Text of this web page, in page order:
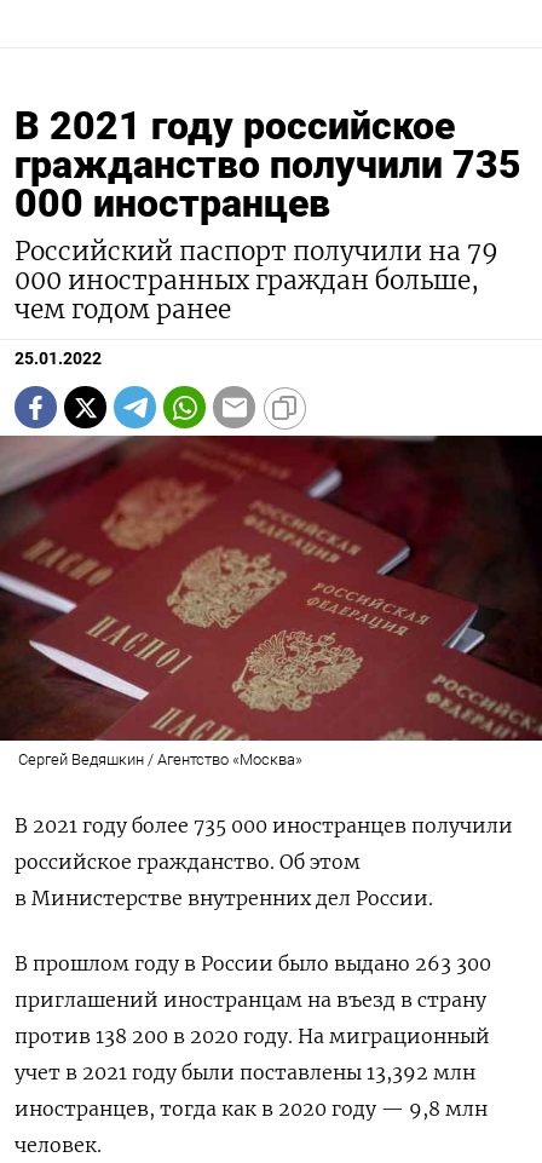
В 2021 году российское
гражданство получили 735
000 иностранцев
Российский паспорт получили на 79
000 иностранных граждан больше,
чем годом ранее
25.01.2022
Сергей Ведяшкин / Агентство «Москва»
В 2021 году более 735 000 иностранцев получили
российское гражданство. Об этом
в Министерстве внутренних дел России.
В прошлом году в России было выдано 263 300
приглашений иностранцам на въезд в страну
против 138 200 в 2020 году. На миграционный
учет в 2021 году были поставлены 13,392 млн
иностранцев, тогда как в 2020 году — 9,8 млн
человек.